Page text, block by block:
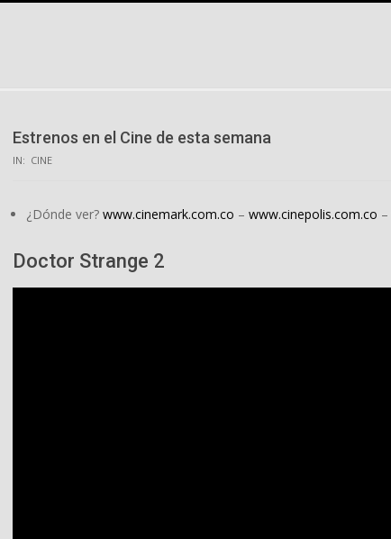
Estrenos en el Cine de esta semana
IN: CINE
¿Dónde ver? www.cinemark.com.co – www.cinepolis.com.co –
Doctor Strange 2